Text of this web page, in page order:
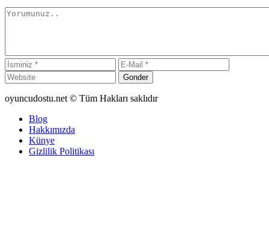
Gonder
oyuncudostu.net © Tüm Hakları saklıdır
Blog
Hakkımızda
Künye
Gizlilik Politikası